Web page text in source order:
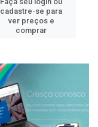
cadastre-se para
ver preços e
comprar